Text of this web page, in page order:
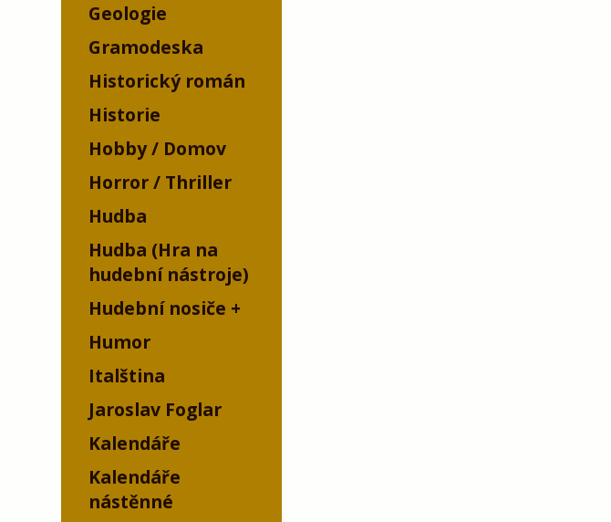
Geologie
Gramodeska
Historický román
Historie
Hobby / Domov
Horror / Thriller
Hudba
Hudba (Hra na
hudební nástroje)
Hudební nosiče
Humor
Italština
Jaroslav Foglar
Kalendáře
Kalendáře
nástěnné